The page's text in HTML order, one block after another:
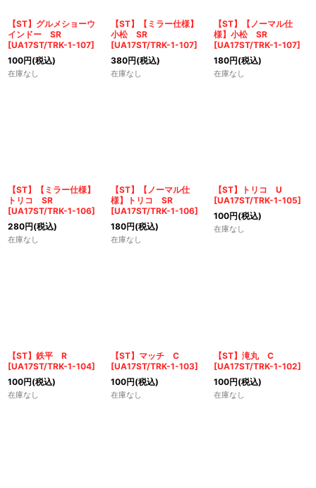
【ST】グルメショーウ
インドー SR
[UA17ST/TRK-1-107]
100円(税込)
在庫なし
【ST】【ミラー仕様】
小松 SR
[UA17ST/TRK-1-107]
380円(税込)
在庫なし
【ST】【ノーマル仕
様】小松 SR
[UA17ST/TRK-1-107]
180円(税込)
在庫なし
【ST】【ミラー仕様】
トリコ SR
[UA17ST/TRK-1-106]
280円(税込)
在庫なし
【ST】【ノーマル仕
様】トリコ SR
[UA17ST/TRK-1-106]
180円(税込)
在庫なし
【ST】トリコ U
[UA17ST/TRK-1-105]
100円(税込)
在庫なし
【ST】鉄平 R
[UA17ST/TRK-1-104]
100円(税込)
在庫なし
【ST】マッチ C
[UA17ST/TRK-1-103]
100円(税込)
在庫なし
【ST】滝丸 C
[UA17ST/TRK-1-102]
100円(税込)
在庫なし